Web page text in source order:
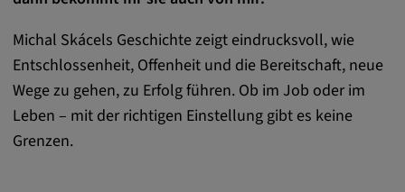
Michal Skácels Geschichte zeigt eindrucksvoll, wie
Entschlossenheit, Offenheit und die Bereitschaft, neue
Wege zu gehen, zu Erfolg führen. Ob im Job oder im
Leben – mit der richtigen Einstellung gibt es keine
Grenzen.